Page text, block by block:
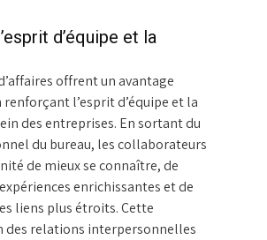
d’équipe et la
offrent un avantage
l’esprit d’équipe et la
des entreprises. En sortant du
du bureau, les collaborateurs
de mieux se connaître, de
enrichissantes et de
liens plus étroits. Cette
des relations interpersonnelles